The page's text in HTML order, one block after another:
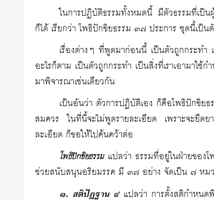
ในการปฏิบัติธรรมทั้งหมดนี้ มีตัวธรรมที่เป็น
ก็ได้ เรียกว่า โพธิปักขิย­ธรรม ๓๗ ประการ ชุดนี้เป็น
เรื่องต่างๆ ที่พูดมาก่อนนี้ เป็นตัวถูกกระท
อะไรก็ตาม เป็นตัวถูกกระทำ เป็นสิ่งที่เราเอามา
มาพิจารณาเช่นเดียวกัน
เป็นอันว่า ตัวการปฏิบัติเอง ก็คือโพธิปักขิ
สมควร ในที่นี้จะไม่พูดรายละเอียด เพราะจะยืด
ละเอียด ก็ขอให้ไปค้นคว้าต่อ
โพธิปักขิยธรรมแปลว่า ธรรมที่อยู่ในฝ่ายของ
ช่วยสนับสนุนอริยมรรค มี ๓๗ อย่าง จัดเป็น ๗ หม
๑. สติปัฏฐาน ๔แปลว่า การตั้งสติกำหนด